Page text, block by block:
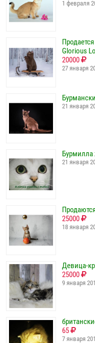
1 февраля
Glorious
20000
27 января
21 января
Бурмилла
21 января
25000
18 января
Девица-
25000
9 января
65
7 января